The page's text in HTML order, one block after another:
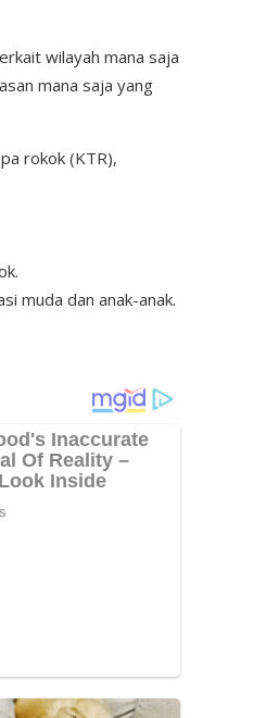
wilayah mana saja
mana saja yang
rokok (KTR),
muda dan anak-anak.